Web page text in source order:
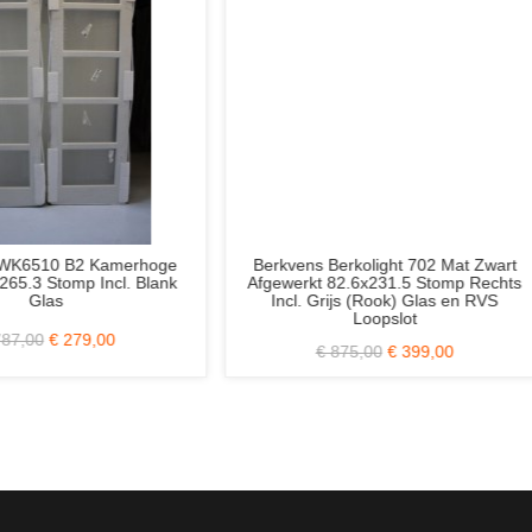
Ambiance Elite AE61 Lijndeur
Alpine Wit 93x231.5 Opdek
€ 299,00 € 149,00
Albo Freeslijn-deuren 65 of
Stomp Rechts